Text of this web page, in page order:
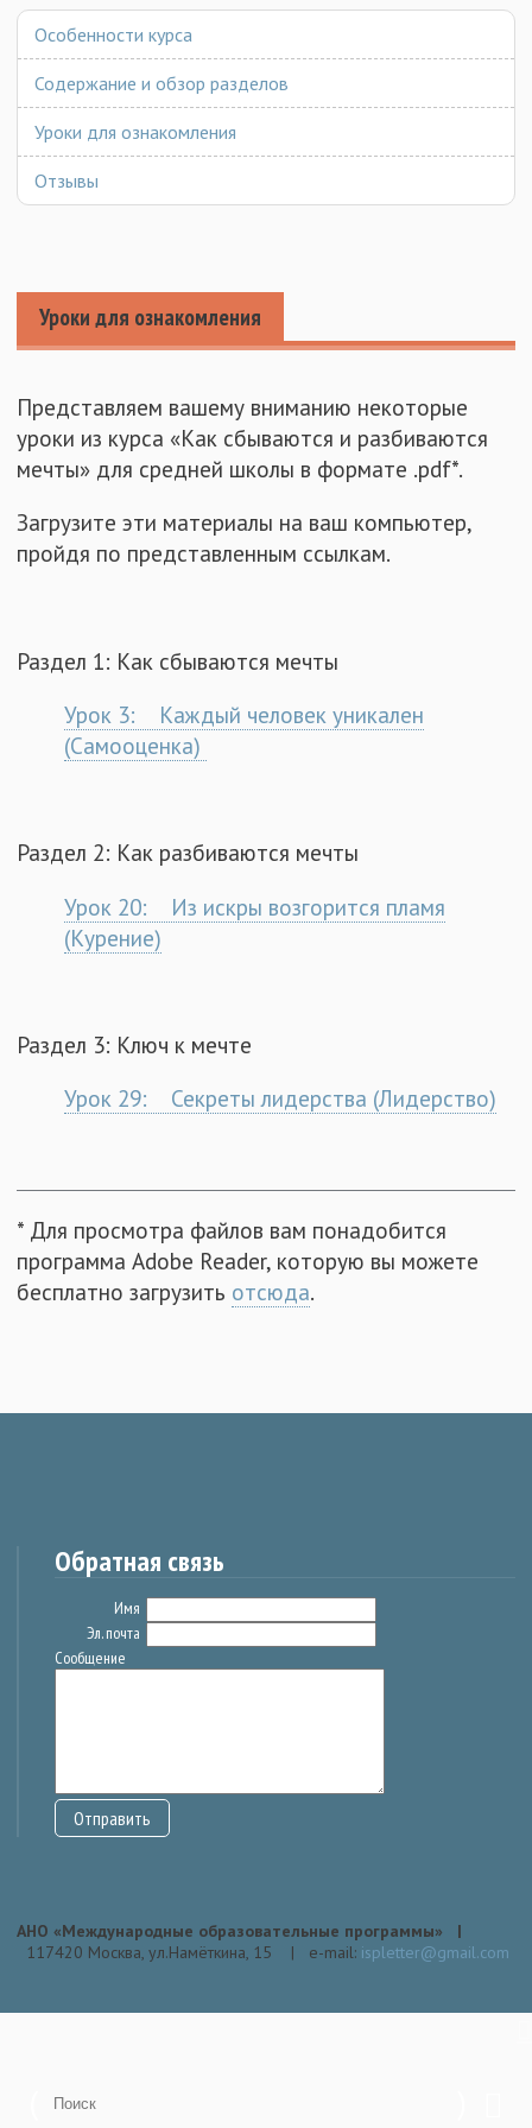
Особенности курса
Содержание и обзор разделов
Уроки для ознакомления
Отзывы
Уроки для ознакомления
Представляем вашему вниманию некоторые
уроки из курса «Как сбываются и разбиваются
мечты» для средней школы в формате .pdf*.
Загрузите эти материалы на ваш компьютер,
пройдя по представленным ссылкам.
Раздел 1: Как сбываются мечты
Урок 3: Каждый человек уникален
(Самооценка)
Раздел 2: Как разбиваются мечты
Урок 20: Из искры возгорится пламя
(Курение)
Раздел 3: Ключ к мечте
Урок 29: Секреты лидерства (Лидерство)
* Для просмотра файлов вам понадобится
программа Adobe Reader, которую вы можете
бесплатно загрузить отсюда.
Обратная связь
Имя
Эл. почта
Сообщение
АНО «Международные образовательные программы» |
117420 Москва, ул.Намёткина, 15 | е-mail: ispletter@gmail.com